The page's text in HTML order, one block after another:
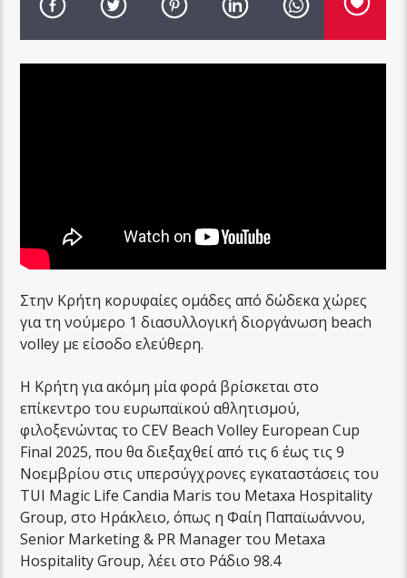
Στην Κρήτη κορυφαίες ομάδες από δώδεκα χώρες
για τη νούμερο 1 διασυλλογική διοργάνωση beach
volley με είσοδο ελεύθερη.
Η Κρήτη για ακόμη μία φορά βρίσκεται στο
επίκεντρο του ευρωπαϊκού αθλητισμού,
φιλοξενώντας το CEV Beach Volley European Cup
Final 2025, που θα διεξαχθεί από τις 6 έως τις 9
Νοεμβρίου στις υπερσύγχρονες εγκαταστάσεις του
TUI Magic Life Candia Maris του Metaxa Hospitality
Group, στο Ηράκλειο, όπως η Φαίη Παπαϊωάννου,
Senior Marketing & PR Manager του Metaxa
Hospitality Group, λέει στο Ράδιο 98.4